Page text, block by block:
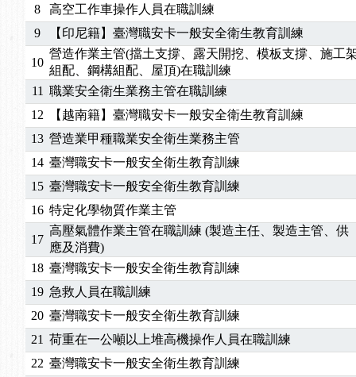
2025/07/06【中心公告】颱風假114/07/07停班停課
2025/06/06 【進修課程】～～前導課程看這邊推出囉～～
2025/05/29【進修課程】前導課程推出公告！
2025/04/28【進修課程】要怎麼進修自我？課程百百種選擇好
2025/01/21「高壓氣體製造安全主任」、「隧道等襯砌作業主
訓測驗
2025/01/15【線上課程】碳中和核心職能系列課程資訊
2026/07/15 【免費研習】115年製造業危害預防職場安衛法令
2026/07/08【中心公告】因應颱風來襲，若遇停班停課消息 補
2026/05/06【產業人才投資】06/03-06/08堆高機課程，政府出
2026/04/24 【製程安全評估人員】開課囉
2025/11/11【中心公告】颱風假11/12停班停課
2025/11/10【中心公告】因應颱風來襲，若遇停班停課消息 補
2025/10/30【進修課程】2026年，課程意見蒐集~
2025/08/20【進修課程】SDS格式百百種？專業講師帶您判斷
2025/08/12【中心公告】因應颱風來襲，若遇停班停課消息 補
2025/07/06【中心公告】颱風假114/07/07停班停課
2025/06/06【進修課程】～～前導課程看這邊推出囉～～
2025/05/29【進修課程】前導課程推出公告！
2025/04/28 【進修課程】要怎麼進修自我？課程百百種選擇好
8
高空工作車操作人員在職訓練
9
【印尼籍】臺灣職安卡一般安全衛生教育訓練
10
營造作業主管(擋土支撐、露天開挖、模板支撐、施工
組配、鋼構組配、屋頂)在職訓練
11 職業安全衛生業務主管在職訓練
12
【越南籍】臺灣職安卡一般安全衛生教育訓練
13 營造業甲種職業安全衛生業務主管
14 臺灣職安卡一般安全衛生教育訓練
15 臺灣職安卡一般安全衛生教育訓練
16 特定化學物質作業主管
17
高壓氣體作業主管在職訓練 (製造主任、製造主管、供
應及消費)
18 臺灣職安卡一般安全衛生教育訓練
19 急救人員在職訓練
20 臺灣職安卡一般安全衛生教育訓練
21 荷重在一公噸以上堆高機操作人員在職訓練
22 臺灣職安卡一般安全衛生教育訓練